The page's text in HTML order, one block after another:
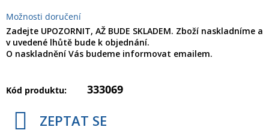
Možnosti doručení
Zadejte UPOZORNIT, AŽ BUDE SKLADEM. Zboží naskladníme a
v uvedené lhůtě bude k objednání.
O naskladnění Vás budeme informovat emailem.
Kód produktu: 333069
ZEPTAT SE